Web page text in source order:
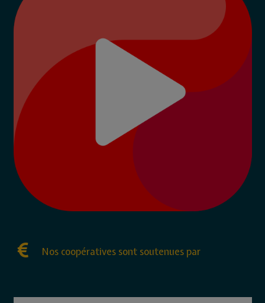
Nos coopératives sont soutenues par